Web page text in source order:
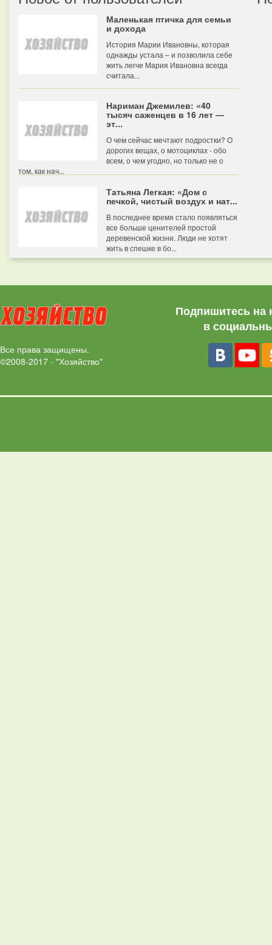
Маленькая птичка для семьи
и дохода
История Марии Ивановны, которая
однажды устала – и позволила себе
жить легче Мария Ивановна всегда
считала...
Нариман Джемилев: «40
тысяч саженцев в 16 лет —
эт...
О чем сейчас мечтают подростки? О
дорогих вещах, о мотоциклах - обо
всем, о чем угодно, но только не о
том, как нач...
Татьяна Легкая: «Дом с
печкой, чистый воздух и нат...
В последнее время стало появляться
все больше ценителей простой
деревенской жизни. Люди не хотят
жить в спешке в бо...
Все права защищены.
©2008-2017 - "Хозяйство"
Подпишитесь на
в